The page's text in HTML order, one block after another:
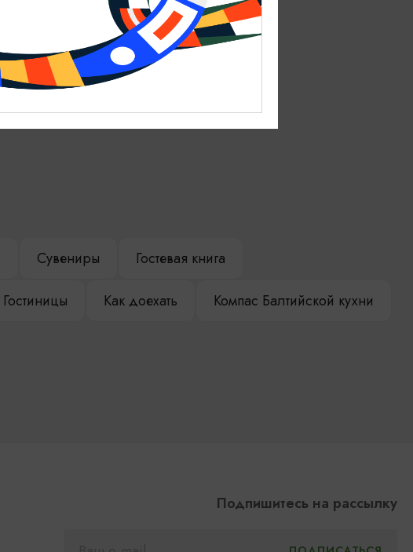
Сувениры Гостевая книга
Гостиницы Как доехать Компас Балтийской кухни
Подпишитесь на рассылку